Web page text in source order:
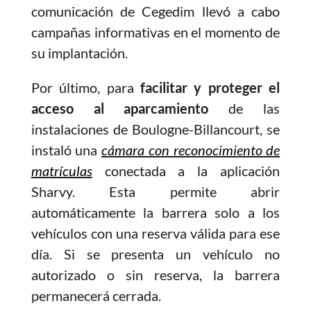
comunicación de Cegedim llevó a cabo
campañas informativas en el momento de
su implantación.
Por último, para facilitar y proteger el
acceso al aparcamiento de las
instalaciones de Boulogne-Billancourt, se
instaló unacámara con reconocimiento de
matrículasconectada a la aplicación
Sharvy. Esta permite abrir
automáticamente la barrera solo a los
vehículos con una reserva válida para ese
día. Si se presenta un vehículo no
autorizado o sin reserva, la barrera
permanecerá cerrada.